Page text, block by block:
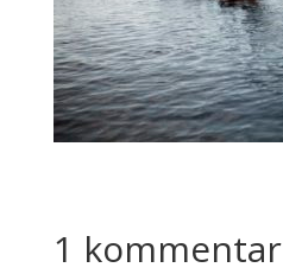
1 kommentar